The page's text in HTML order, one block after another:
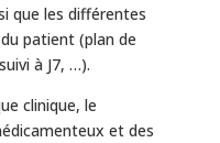
que les différentes
patient (plan de
à J7, …).
clinique, le
et des